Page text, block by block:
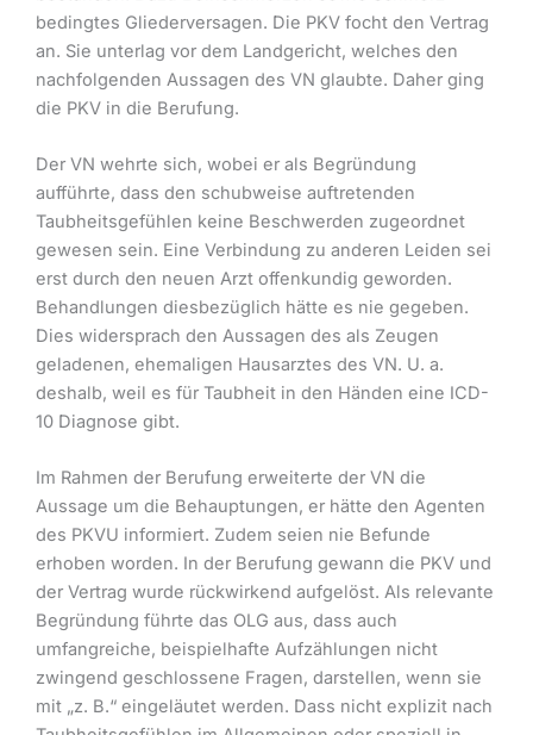
bedingtes Gliederversagen. Die PKV focht den Vertrag
an. Sie unterlag vor dem Landgericht, welches den
nachfolgenden Aussagen des VN glaubte. Daher ging
die PKV in die Berufung.
Der VN wehrte sich, wobei er als Begründung
aufführte, dass den schubweise auftretenden
Taubheitsgefühlen keine Beschwerden zugeordnet
gewesen sein. Eine Verbindung zu anderen Leiden sei
erst durch den neuen Arzt offenkundig geworden.
Behandlungen diesbezüglich hätte es nie gegeben.
Dies widersprach den Aussagen des als Zeugen
geladenen, ehemaligen Hausarztes des VN. U. a.
deshalb, weil es für Taubheit in den Händen eine ICD-
10 Diagnose gibt.
Im Rahmen der Berufung erweiterte der VN die
Aussage um die Behauptungen, er hätte den Agenten
des PKVU informiert. Zudem seien nie Befunde
erhoben worden. In der Berufung gewann die PKV und
der Vertrag wurde rückwirkend aufgelöst. Als relevante
Begründung führte das OLG aus, dass auch
umfangreiche, beispielhafte Aufzählungen nicht
zwingend geschlossene Fragen, darstellen, wenn sie
mit „z. B.“ eingeläutet werden. Dass nicht explizit nach